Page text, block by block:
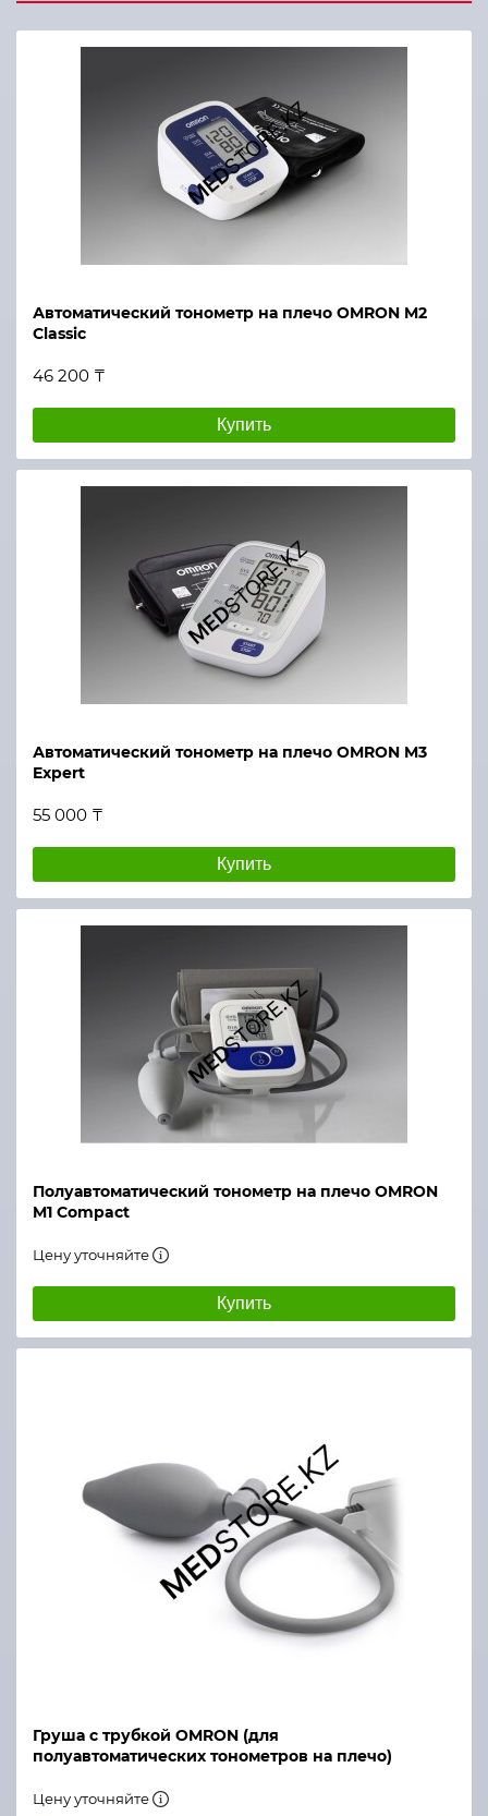
Автоматический тонометр на плечо OMRON M2
Classic
46 200 ₸
Купить
Автоматический тонометр на плечо OMRON M3
Expert
55 000 ₸
Купить
Полуавтоматический тонометр на плечо OMRON
M1 Compact
Цену уточняйте
Купить
Груша с трубкой OMRON (для
полуавтоматических тонометров на плечо)
Цену уточняйте